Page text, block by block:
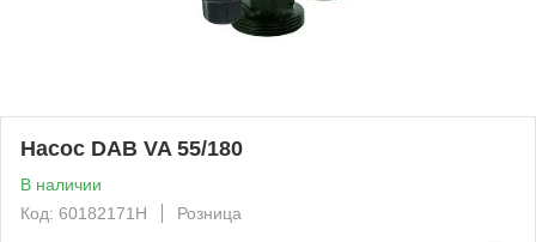
Насос DAB VA 55/180
В наличии
Код: 60182171H
Розница